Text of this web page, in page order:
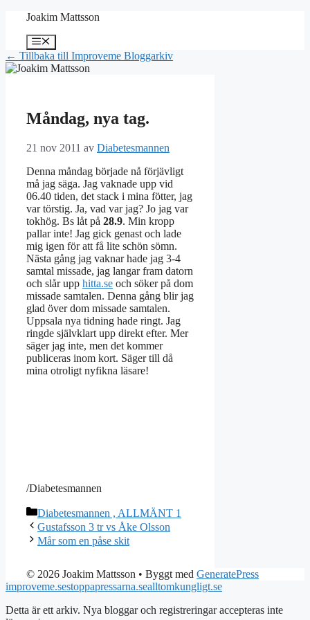
Hoppa
innehåll
Joakim Mattsson
Meny
← Tillbaka till Improveme Bloggarkiv
Måndag, nya tag.
21 nov 2011 av Diabetesmannen
Denna måndag började nå förjävligt
må jag säga. Jag vaknade upp vid
06.40 tiden, det stack i mina fötter, jag
var törstig. Ja, vad var jag? Jo jag var
tokhög. Bs låt på 28.9. Min kropp
pallar inte! Jag gick genast och lade
mig igen för att få lite schön sömn.
Nästa gång jag vaknar hade jag 3-4
samtal missade, jag langar fram datorn
och slår upp hitta.se och söker på dom
missade samtalen. Denna gång blir jag
glad över dom missade samtalen.
Uppsala nya tidning hade ringt. Jag
ringde självklart upp direkt efter. Mer
säger jag inte, men det kommer
publiceras inom kort. Säger till då
mina otroligt nyfikna läsare!
/Diabetesmannen
Kategorier
Diabetesmannen , ALLMÄNT 1
Gustafsson 3 tr vs Åke Olsson
Mår som en påse skit
© 2026 Joakim Mattsson • Byggt med GeneratePress
improveme.sestoppapressarna.sealltomkungligt.se
Detta är ett arkiv. Nya bloggar och registreringar accepteras inte